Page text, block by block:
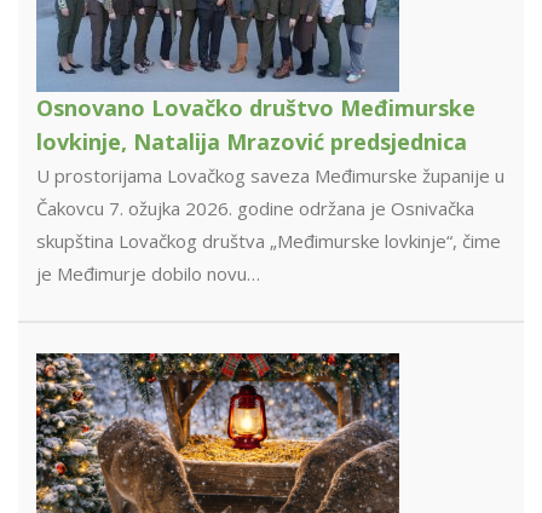
Osnovano Lovačko društvo Međimurske
lovkinje, Natalija Mrazović predsjednica
U prostorijama Lovačkog saveza Međimurske županije u
Čakovcu 7. ožujka 2026. godine održana je Osnivačka
skupština Lovačkog društva „Međimurske lovkinje“, čime
je Međimurje dobilo novu…